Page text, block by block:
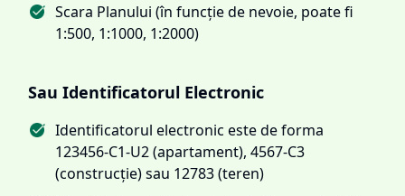
Scara Planului (în funcție de nevoie, poate fi
1:500, 1:1000, 1:2000)
Sau Identificatorul Electronic
Identificatorul electronic este de forma
123456-C1-U2 (apartament), 4567-C3
(construcție) sau 12783 (teren)